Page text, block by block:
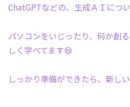
ChatGPTなどの、生成ＡＩにつ
パソコンをいじったり、何か創
しく学べてます😆
しっかり準備ができたら、新し